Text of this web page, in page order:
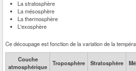
La stratosphère
La mésosphère
La thermosphère
L'exosphère
Ce découpage est fonction de la variation de la
Couche
atmosphérique
Troposphère Stratosphère